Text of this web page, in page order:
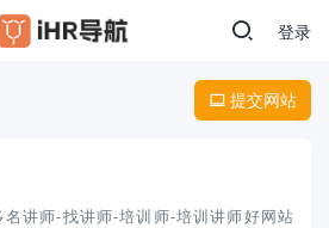
登录
 提交网站
讲师-找讲师-培训师-培训讲师好网站